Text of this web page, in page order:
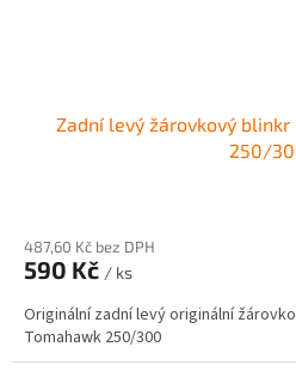
Zadní levý žárovkový blinkr
250/
487,60 Kč bez DPH
590 Kč / ks
Originální zadní levý originální
Tomahawk 250/300